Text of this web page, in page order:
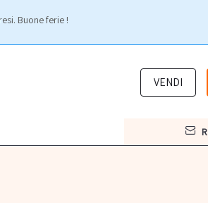
Buone ferie !
VENDI